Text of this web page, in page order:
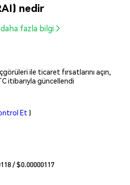
nedir
fazla bilgi
ile ticaret fırsatlarını açın,
itibarıyla güncellendi
Et )
/ $0.00000117